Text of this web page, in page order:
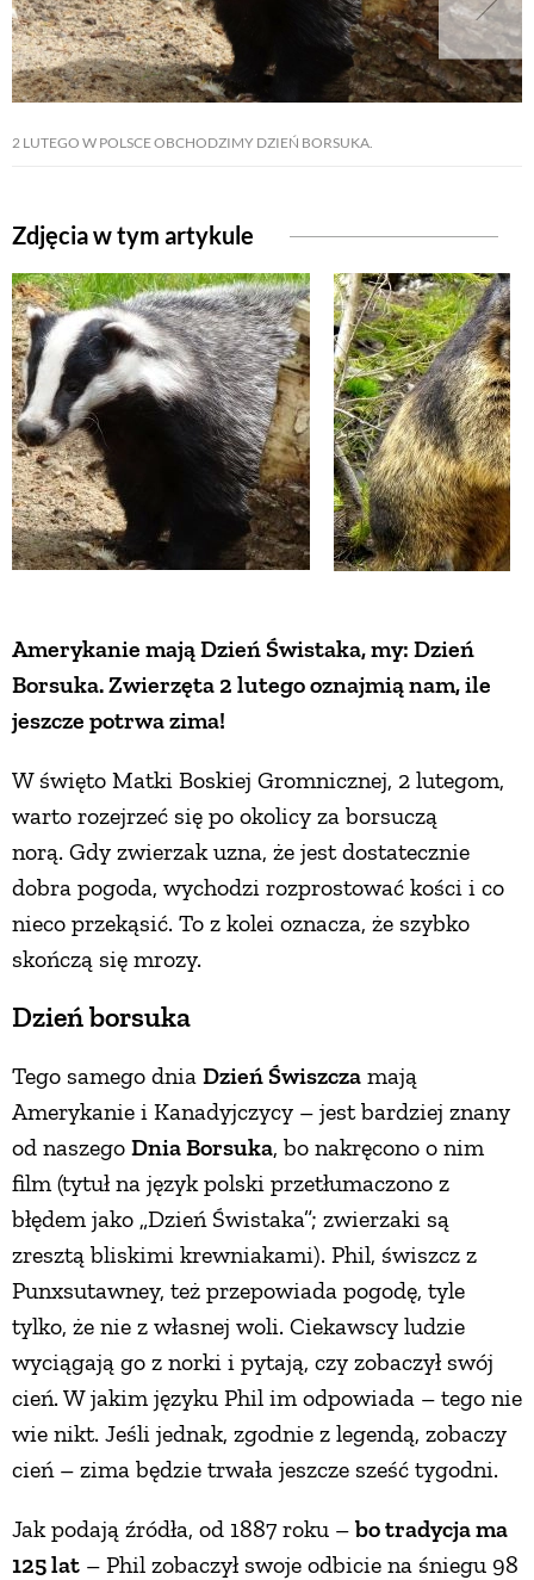
2 LUTEGO W POLSCE OBCHODZIMY DZIEŃ BORSUKA.
Zdjęcia w tym artykule
Amerykanie mają Dzień Świstaka, my: Dzień
Borsuka. Zwierzęta 2 lutego oznajmią nam, ile
jeszcze potrwa zima!
W święto Matki Boskiej Gromnicznej, 2 lutegom,
warto rozejrzeć się po okolicy za borsuczą
norą. Gdy zwierzak uzna, że jest dostatecznie
dobra pogoda, wychodzi rozprostować kości i co
nieco przekąsić. To z kolei oznacza, że szybko
skończą się mrozy.
Dzień borsuka
Tego samego dnia Dzień Świszcza mają
Amerykanie i Kanadyjczycy – jest bardziej znany
od naszego Dnia Borsuka, bo nakręcono o nim
film (tytuł na język polski przetłumaczono z
błędem jako „Dzień Świstaka”; zwierzaki są
zresztą bliskimi krewniakami). Phil, świszcz z
Punxsutawney, też przepowiada pogodę, tyle
tylko, że nie z własnej woli. Ciekawscy ludzie
wyciągają go z norki i pytają, czy zobaczył swój
cień. W jakim języku Phil im odpowiada – tego nie
wie nikt. Jeśli jednak, zgodnie z legendą, zobaczy
cień – zima będzie trwała jeszcze sześć tygodni.
Jak podają źródła, od 1887 roku – bo tradycja ma
125 lat – Phil zobaczył swoje odbicie na śniegu 98